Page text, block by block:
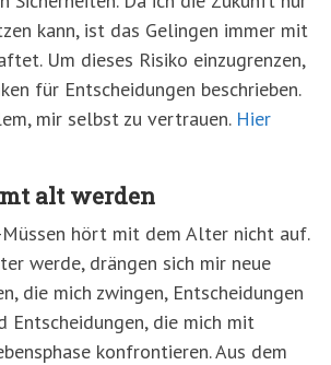
kann, ist das Gelingen immer mit
Um dieses Risiko einzugrenzen,
für Entscheidungen beschrieben.
mir selbst zu vertrauen. Hier
alt werden
Müssen hört mit dem Alter nicht auf.
werde, drängen sich mir neue
die mich zwingen, Entscheidungen
Entscheidungen, die mich mit
konfrontieren. Aus dem